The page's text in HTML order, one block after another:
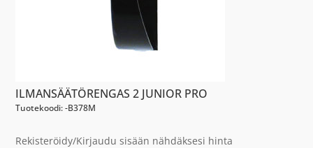
ILMANSÄÄTÖRENGAS 2 JUNIOR PRO
Tuotekoodi: -B378M
Rekisteröidy/Kirjaudu sisään nähdäksesi hinta